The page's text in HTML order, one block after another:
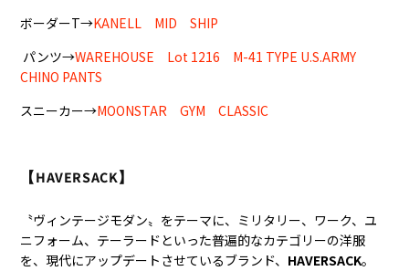
ボーダーT→KANELL MID SHIP
パンツ→WAREHOUSE Lot 1216 M-41 TYPE U.S.ARMY
CHINO PANTS
スニーカー→MOONSTAR GYM CLASSIC
【HAVERSACK】
〝ヴィンテージモダン〟をテーマに、ミリタリー、ワーク、ユ
ニフォーム、テーラードといった普遍的なカテゴリーの洋服
を、現代にアップデートさせているブランド、 HAVERSACK。